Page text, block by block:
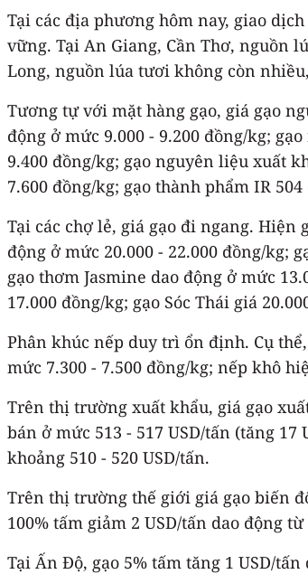
Tại các địa phương hôm nay, giao
vững. Tại An Giang, Cần Thơ, nguồn
Long, nguồn lúa tươi không còn
Tương tự với mặt hàng gạo, giá gạo
động ở mức 9.000 - 9.200 đồng/kg;
9.400 đồng/kg; gạo nguyên liệu xuất
7.600 đồng/kg; gạo thành phẩm IR
Tại các chợ lẻ, giá gạo đi ngang. Hiện
động ở mức 20.000 - 22.000 đồng/kg;
gạo thơm Jasmine dao động ở mức
17.000 đồng/kg; gạo Sóc Thái giá
Phân khúc nếp duy trì ổn định. Cụ
mức 7.300 - 7.500 đồng/kg; nếp khô
Trên thị trường xuất khẩu, giá gạo
bán ở mức 513 - 517 USD/tấn (tăng
khoảng 510 - 520 USD/tấn.
Trên thị trường thế giới giá gạo biến
100% tấm giảm 2 USD/tấn dao động từ
Tại Ấn Độ, gạo 5% tấm tăng 1 USD/